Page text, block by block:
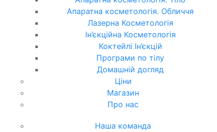
Апаратна косметологія. Обличчя
Лазерна Косметологія
Ін’єкційна Косметологія
Коктейлі Ін’єкцій
Програми по тілу
Домашній догляд
Ціни
Магазин
Про нас
Наша команда